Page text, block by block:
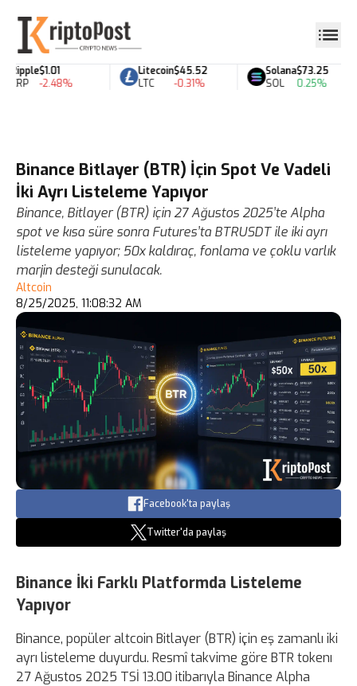
Ripple
XRP
$1.01
-2.48%
Litecoin
LTC
$45.52
-0.31%
Solana
SOL
$73.25
0.25%
Binance Bitlayer (BTR) İçin Spot Ve Vadeli
İki Ayrı Listeleme Yapıyor
Binance, Bitlayer (BTR) için 27 Ağustos 2025’te Alpha
spot ve kısa süre sonra Futures’ta BTRUSDT ile iki ayrı
listeleme yapıyor; 50x kaldıraç, fonlama ve çoklu varlık
marjin desteği sunulacak.
Altcoin
8/25/2025, 11:08:32 AM
Facebook'ta paylaş
Twitter'da paylaş
Binance İki Farklı Platformda Listeleme
Yapıyor
Binance, popüler altcoin Bitlayer (BTR) için eş zamanlı iki
ayrı listeleme duyurdu. Resmî takvime göre BTR tokenı
27 Ağustos 2025 TSİ 13.00 itibarıyla Binance Alpha